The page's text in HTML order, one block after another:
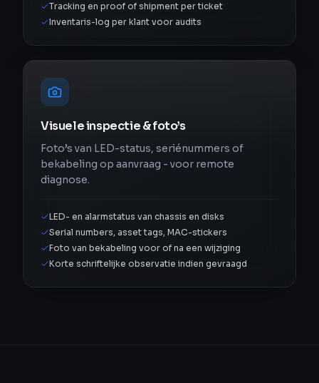
Tracking en proof of shipment per ticket
Inventaris-log per klant voor audits
Visuele inspectie & foto’s
Foto’s van LED-status, seriénummers of
bekabeling op aanvraag - voor remote
diagnose.
LED- en alarmstatus van chassis en disks
Serial numbers, asset tags, MAC-stickers
Foto van bekabeling voor of na een wijziging
Korte schriftelijke observatie indien gevraagd